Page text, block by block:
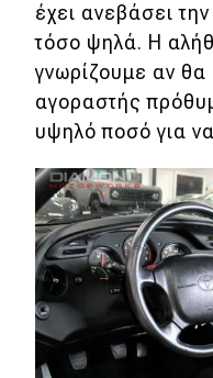
Classic
Νέα
Παρουσιάσεις
DRIVE Away
MOTO
Οδηγός αγοράς
έχει ανεβάσει
τόσο ψηλά. Η
γνωρίζουμε αν θα
αγοραστής
υψηλό ποσό για